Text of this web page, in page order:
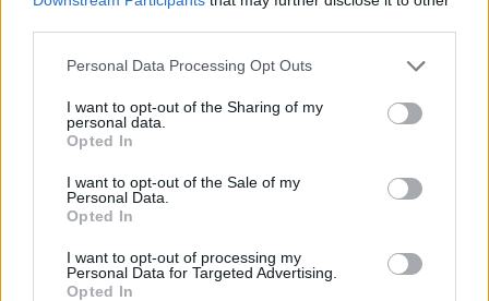
Personal Data Processing Opt Outs
I want to opt-out of the Sharing of my
personal data.
Opted In
I want to opt-out of the Sale of my
Personal Data.
Opted In
I want to opt-out of processing my
Personal Data for Targeted Advertising.
Opted In
Australian Open: Θρίαμβος στο διπλό για τις
Τσέχες Σινιάκοβα και Κρεϊτσίκοβα (vids)
Australian Open: Κρεϊτσίκοβα και Σινιάκοβα
κατέκτησαν το τρόπαιο.
29 Ιανουαρίου 2023 09:37